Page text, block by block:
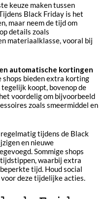
keuze maken tussen
Black Friday is het
maar neem de tijd om
details zoals
materiaalklasse, vooral bij
automatische kortingen
shops bieden extra korting
koopt, bovenop de
voordelig om bijvoorbeeld
zoals smeermiddel en
tijdens de Black
en nieuwe
Sommige shops
waarbij extra
tijd. Houd social
deze tijdelijke acties.